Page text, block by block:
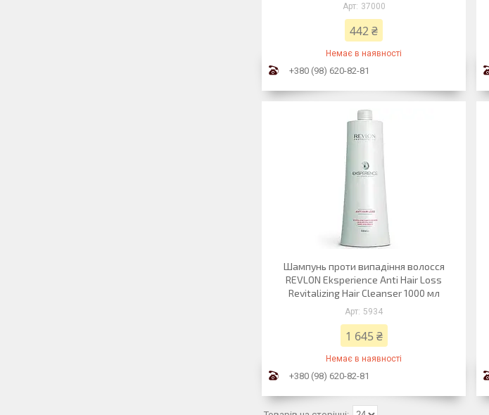
37000
442 ₴
Немає в наявності
+380 (98) 620-82-81
Шампунь проти випадіння волосся
REVLON Eksperience Anti Hair Loss
Revitalizing Hair Cleanser 1000 мл
5934
1 645 ₴
Немає в наявності
+380 (98) 620-82-81